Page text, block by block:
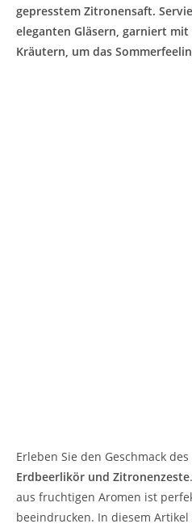
gepresstem Zitronensaft.
eleganten Gläsern, garniert
Kräutern, um das
Erleben Sie den Geschmack
Erdbeerlikör und Zitronenzeste
aus fruchtigen Aromen ist
beeindrucken. In diesem